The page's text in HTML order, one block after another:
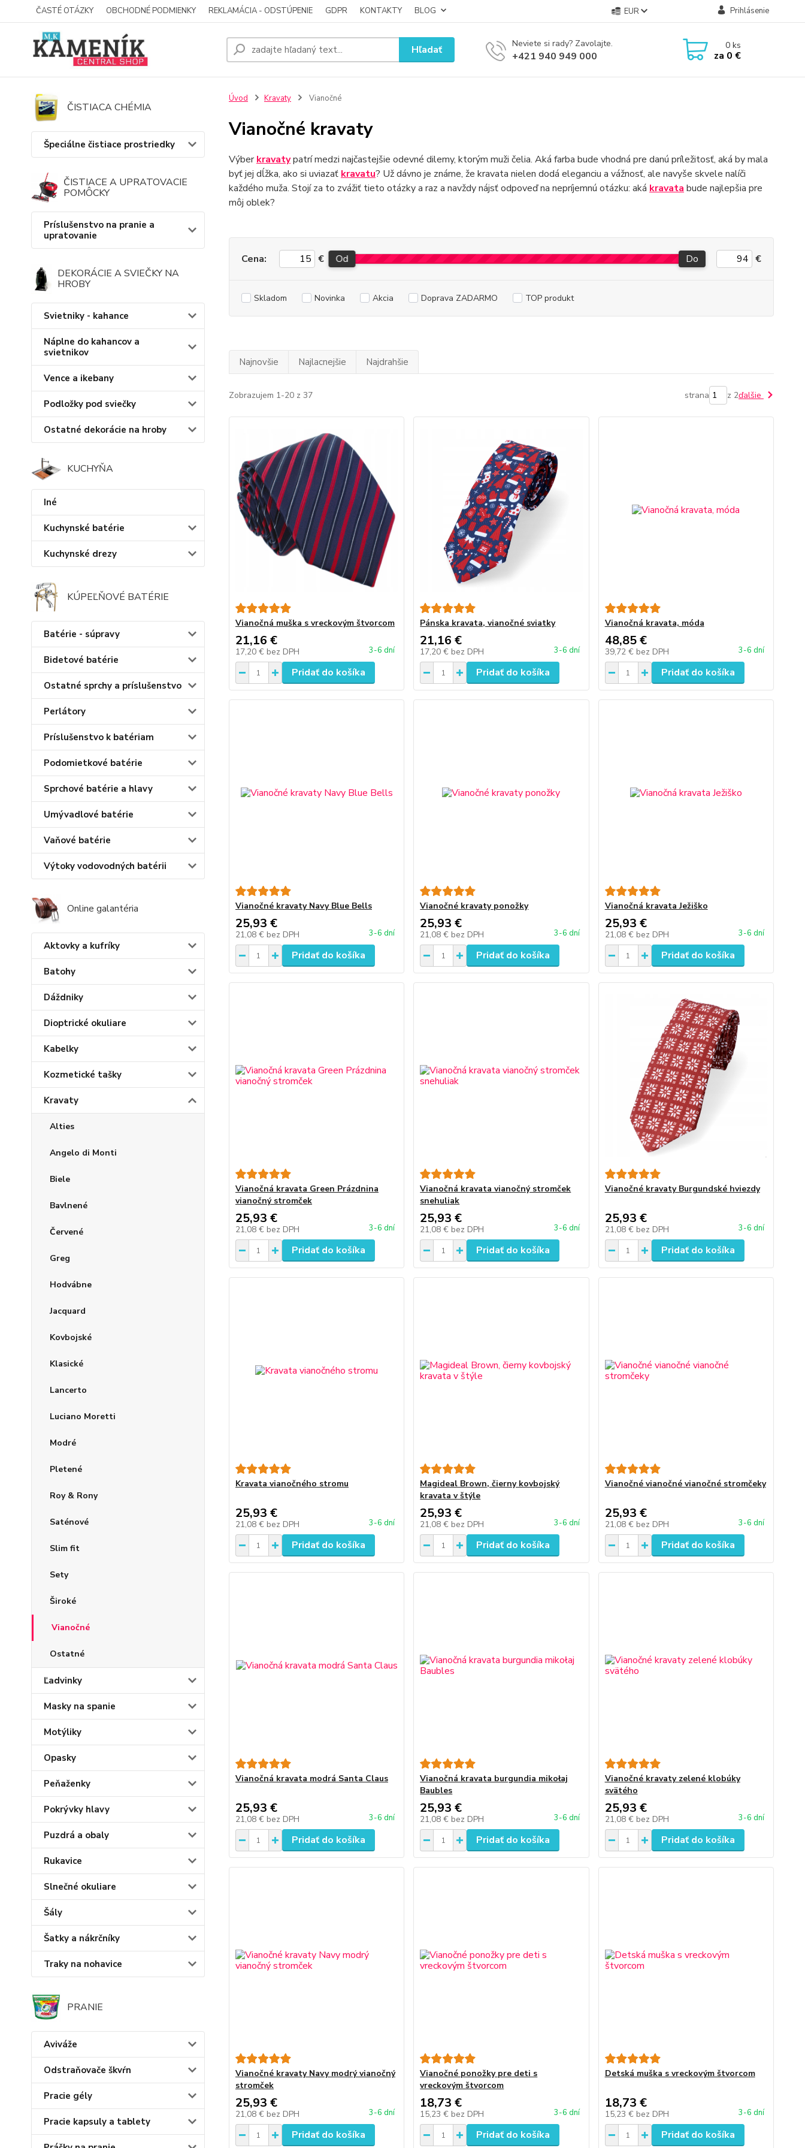
ČASTÉ OTÁZKY OBCHODNÉ PODMIENKY REKLAMÁCIA - ODSTÚPENIE GDPR KONTAKTY BLOG EUR Prihlásenie
Hľadať Neviete si rady? Zavolajte.
+421 940 949 000
0ks
za 0 €
ČISTIACA CHÉMIA
Špeciálne čistiace prostriedky
ČISTIACE A UPRATOVACIE
POMÔCKY
Príslušenstvo na pranie a
upratovanie
DEKORÁCIE A SVIEČKY NA
HROBY
Svietniky - kahance
Náplne do kahancov a
svietnikov
Vence a ikebany
Podložky pod sviečky
Ostatné dekorácie na hroby
KUCHYŇA
Iné
Kuchynské batérie
Kuchynské drezy
KÚPEĽŇOVÉ BATÉRIE
Batérie - súpravy
Bidetové batérie
Ostatné sprchy a príslušenstvo
Perlátory
Príslušenstvo k batériam
Podomietkové batérie
Sprchové batérie a hlavy
Umývadlové batérie
Vaňové batérie
Výtoky vodovodných batérii
Online galantéria
Aktovky a kufríky
Batohy
Dáždniky
Dioptrické okuliare
Kabelky
Kozmetické tašky
Kravaty
Alties
Angelo di Monti
Biele
Bavlnené
Červené
Greg
Hodvábne
Jacquard
Kovbojské
Klasické
Lancerto
Luciano Moretti
Modré
Pletené
Roy & Rony
Saténové
Slim fit
Sety
Široké
Vianočné
Ostatné
Ľadvinky
Masky na spanie
Motýliky
Opasky
Peňaženky
Pokrývky hlavy
Puzdrá a obaly
Rukavice
Slnečné okuliare
Šály
Šatky a nákrčníky
Traky na nohavice
PRANIE
Aviváže
Odstraňovače škvŕn
Pracie gély
Pracie kapsuly a tablety
Úvod Kravaty Vianočné
Vianočné kravaty
Výberkravatypatrí medzi najčastejšie odevné dilemy, ktorým muži čelia. Aká farba bude vhodná pre danú príležitosť, aká by mala
byť jej dĺžka, ako si uviazať kravatu? Už dávno je známe, že kravata nielen dodá eleganciu a vážnosť, ale navyše skvele nalíči
každého muža. Stojí za to zvážiť tieto otázky a raz a navždy nájsť odpoveď na nepríjemnú otázku: aká kravata bude najlepšia pre
môj oblek?
Cena: € Od Do €
Skladom Novinka Akcia Doprava ZADARMO TOP produkt
Najnovšie Najlacnejšie Najdrahšie
Zobrazujem 1-20 z 37 strana z 2ďalšie
Vianočná muška s vreckovým štvorcom
21,16 €
17,20 € bez DPH 3-6 dní
Pridať do košíka
Pánska kravata, vianočné sviatky
21,16 €
17,20 € bez DPH 3-6 dní
Pridať do košíka
Vianočná kravata, móda
48,85 €
39,72 € bez DPH 3-6 dní
Pridať do košíka
Vianočné kravaty Navy Blue Bells
25,93 €
21,08 € bez DPH 3-6 dní
Pridať do košíka
Vianočné kravaty ponožky
25,93 €
21,08 € bez DPH 3-6 dní
Pridať do košíka
Vianočná kravata Ježiško
25,93 €
21,08 € bez DPH 3-6 dní
Pridať do košíka
Vianočná kravata Green Prázdnina
vianočný stromček
25,93 €
21,08 € bez DPH 3-6 dní
Pridať do košíka
Vianočná kravata vianočný stromček
snehuliak
25,93 €
21,08 € bez DPH 3-6 dní
Pridať do košíka
Vianočné kravaty Burgundské hviezdy
25,93 €
21,08 € bez DPH 3-6 dní
Pridať do košíka
Kravata vianočného stromu
25,93 €
21,08 € bez DPH 3-6 dní
Pridať do košíka
Magideal Brown, čierny kovbojský
kravata v štýle
25,93 €
21,08 € bez DPH 3-6 dní
Pridať do košíka
Vianočné vianočné vianočné stromčeky
25,93 €
21,08 € bez DPH 3-6 dní
Pridať do košíka
Vianočná kravata modrá Santa Claus
25,93 €
21,08 € bez DPH 3-6 dní
Pridať do košíka
Vianočná kravata burgundia mikołaj
Baubles
25,93 €
21,08 € bez DPH 3-6 dní
Pridať do košíka
Vianočné kravaty zelené klobúky
svätého
25,93 €
21,08 € bez DPH 3-6 dní
Pridať do košíka
Vianočné kravaty Navy modrý vianočný
stromček
25,93 €
21,08 € bez DPH 3-6 dní
Pridať do košíka
Vianočné ponožky pre deti s
vreckovým štvorcom
18,73 €
15,23 € bez DPH 3-6 dní
Pridať do košíka
Detská muška s vreckovým štvorcom
18,73 €
15,23 € bez DPH 3-6 dní
Pridať do košíka